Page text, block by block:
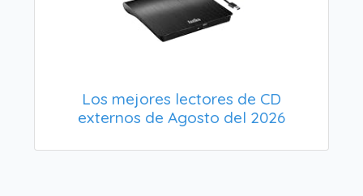
Los mejores lectores de CD
externos de Agosto del 2026